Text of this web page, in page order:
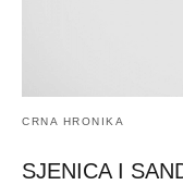
CRNA HRONIKA
SJENICA I